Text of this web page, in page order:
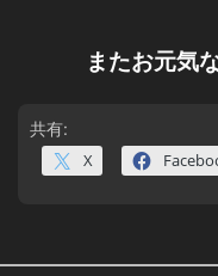
またお元気
共有:
X